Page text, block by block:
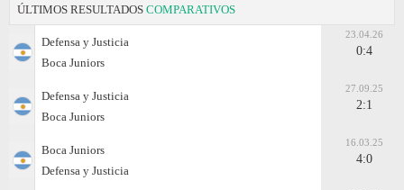
ÚLTIMOS RESULTADOS COMPARATIVOS
Defensa y Justicia
Boca Juniors
23.04.26
0:4
Defensa y Justicia
Boca Juniors
27.09.25
2:1
Boca Juniors
Defensa y Justicia
16.03.25
4:0